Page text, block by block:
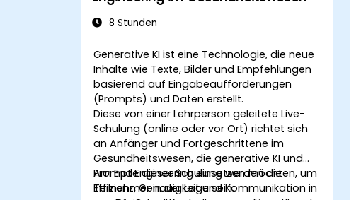
8 Stunden
Generative KI ist eine Technologie, die neue
Inhalte wie Texte, Bilder und Empfehlungen
basierend auf Eingabeaufforderungen
(Prompts) und Daten erstellt.
Diese von einer Lehrperson geleitete Live-
Schulung (online oder vor Ort) richtet sich
an Anfänger und Fortgeschrittene im
Gesundheitswesen, die generative KI und
Prompt Engineering einsetzen möchten, um
Effizienz, Genauigkeit und Kommunikation in
Am Ende dieser Schulung werden die
Teilnehmer in der Lage sein: